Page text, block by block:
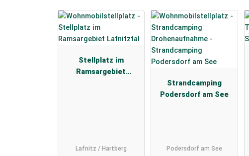
Stellplatz im
Ramsargebiet
Lafnitz / Hartberg
Strandcamping
Podersdorf am See
Podersdorf am See